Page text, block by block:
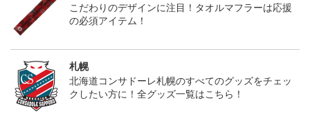
こだわりのデザインに注目！タオルマフラーは応援
の必須アイテム！
札幌
北海道コンサドーレ札幌のすべてのグッズをチェッ
クしたい方に！全グッズ一覧はこちら！